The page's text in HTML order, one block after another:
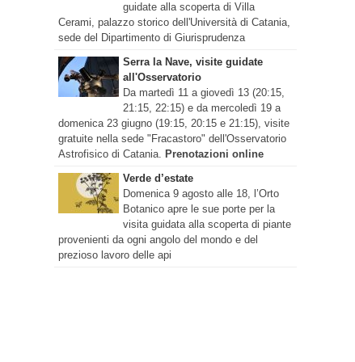
guidate alla scoperta di Villa
Cerami, palazzo storico dell'Università di Catania,
sede del Dipartimento di Giurisprudenza
Serra la Nave, visite guidate
all'Osservatorio
Da martedì 11 a giovedì 13 (20:15,
21:15, 22:15) e da mercoledì 19 a
domenica 23 giugno (19:15, 20:15 e 21:15), visite
gratuite nella sede "Fracastoro" dell'Osservatorio
Astrofisico di Catania. Prenotazioni online
Verde d’estate
Domenica 9 agosto alle 18, l’Orto
Botanico apre le sue porte per la
visita guidata alla scoperta di piante
provenienti da ogni angolo del mondo e del
prezioso lavoro delle api